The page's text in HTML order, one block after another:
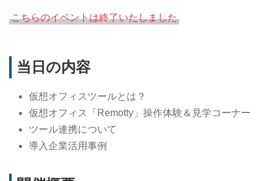
こちらのイベントは終了いたしました
当日の内容
仮想オフィスツールとは？
仮想オフィス「Remotty」操作体験＆見学コーナー
ツール連携について
導入企業活用事例